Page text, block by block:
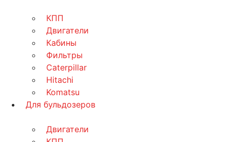
КПП
Двигатели
Кабины
Фильтры
Caterpillar
Hitachi
Komatsu
Для бульдозеров
Двигатели